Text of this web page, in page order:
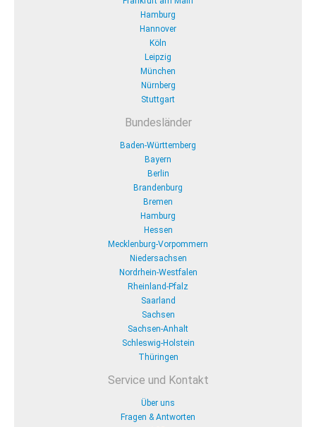
Hamburg
Hannover
Köln
Leipzig
München
Nürnberg
Stuttgart
Bundesländer
Baden-Württemberg
Bayern
Berlin
Brandenburg
Bremen
Hamburg
Hessen
Mecklenburg-Vorpommern
Niedersachsen
Nordrhein-Westfalen
Rheinland-Pfalz
Saarland
Sachsen
Sachsen-Anhalt
Schleswig-Holstein
Thüringen
Service und Kontakt
Über uns
Fragen & Antworten